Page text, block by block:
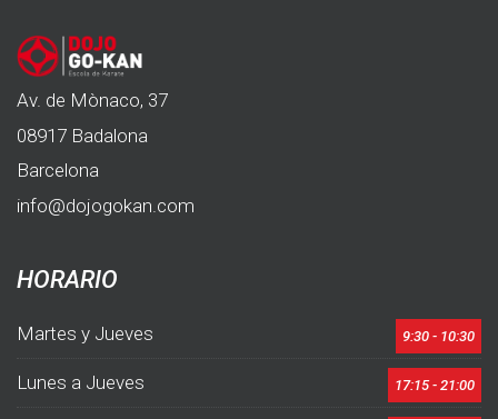
Av. de Mònaco, 37
08917 Badalona
Barcelona
info@dojogokan.com
HORARIO
Martes y Jueves 9:30 - 10:30
Lunes a Jueves 17:15 - 21:00